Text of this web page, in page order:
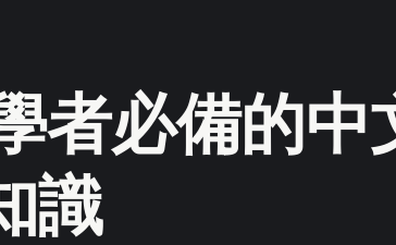
者必備的中
識